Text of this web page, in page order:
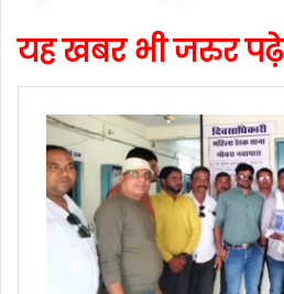
यह खबर भी जरुर पढ़े